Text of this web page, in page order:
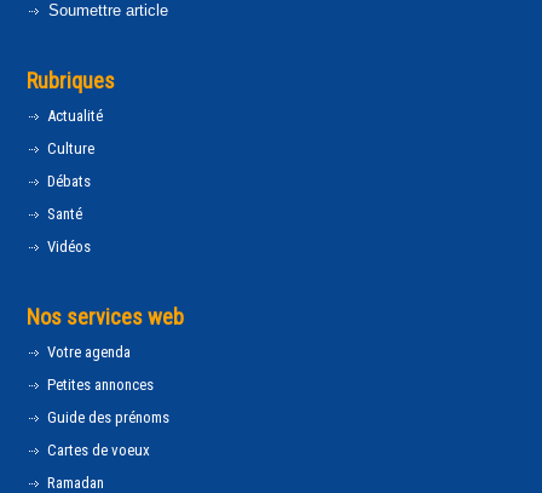
Soumettre article
Rubriques
Actualité
Culture
Débats
Santé
Vidéos
Nos services web
Votre agenda
Petites annonces
Guide des prénoms
Cartes de voeux
Ramadan